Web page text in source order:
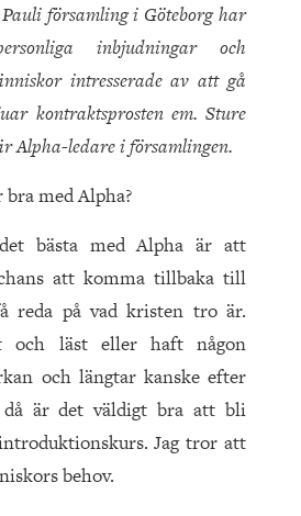
församling i Göteborg har
inbjudningar och
intresserade av att gå
kontraktsprosten em. Sture
Alpha-ledare i församlingen.
bra med Alpha?
bästa med Alpha är att
att komma tillbaka till
reda på vad kristen tro är.
och läst eller haft någon
och längtar kanske efter
är det väldigt bra att bli
Jag tror att
behov.